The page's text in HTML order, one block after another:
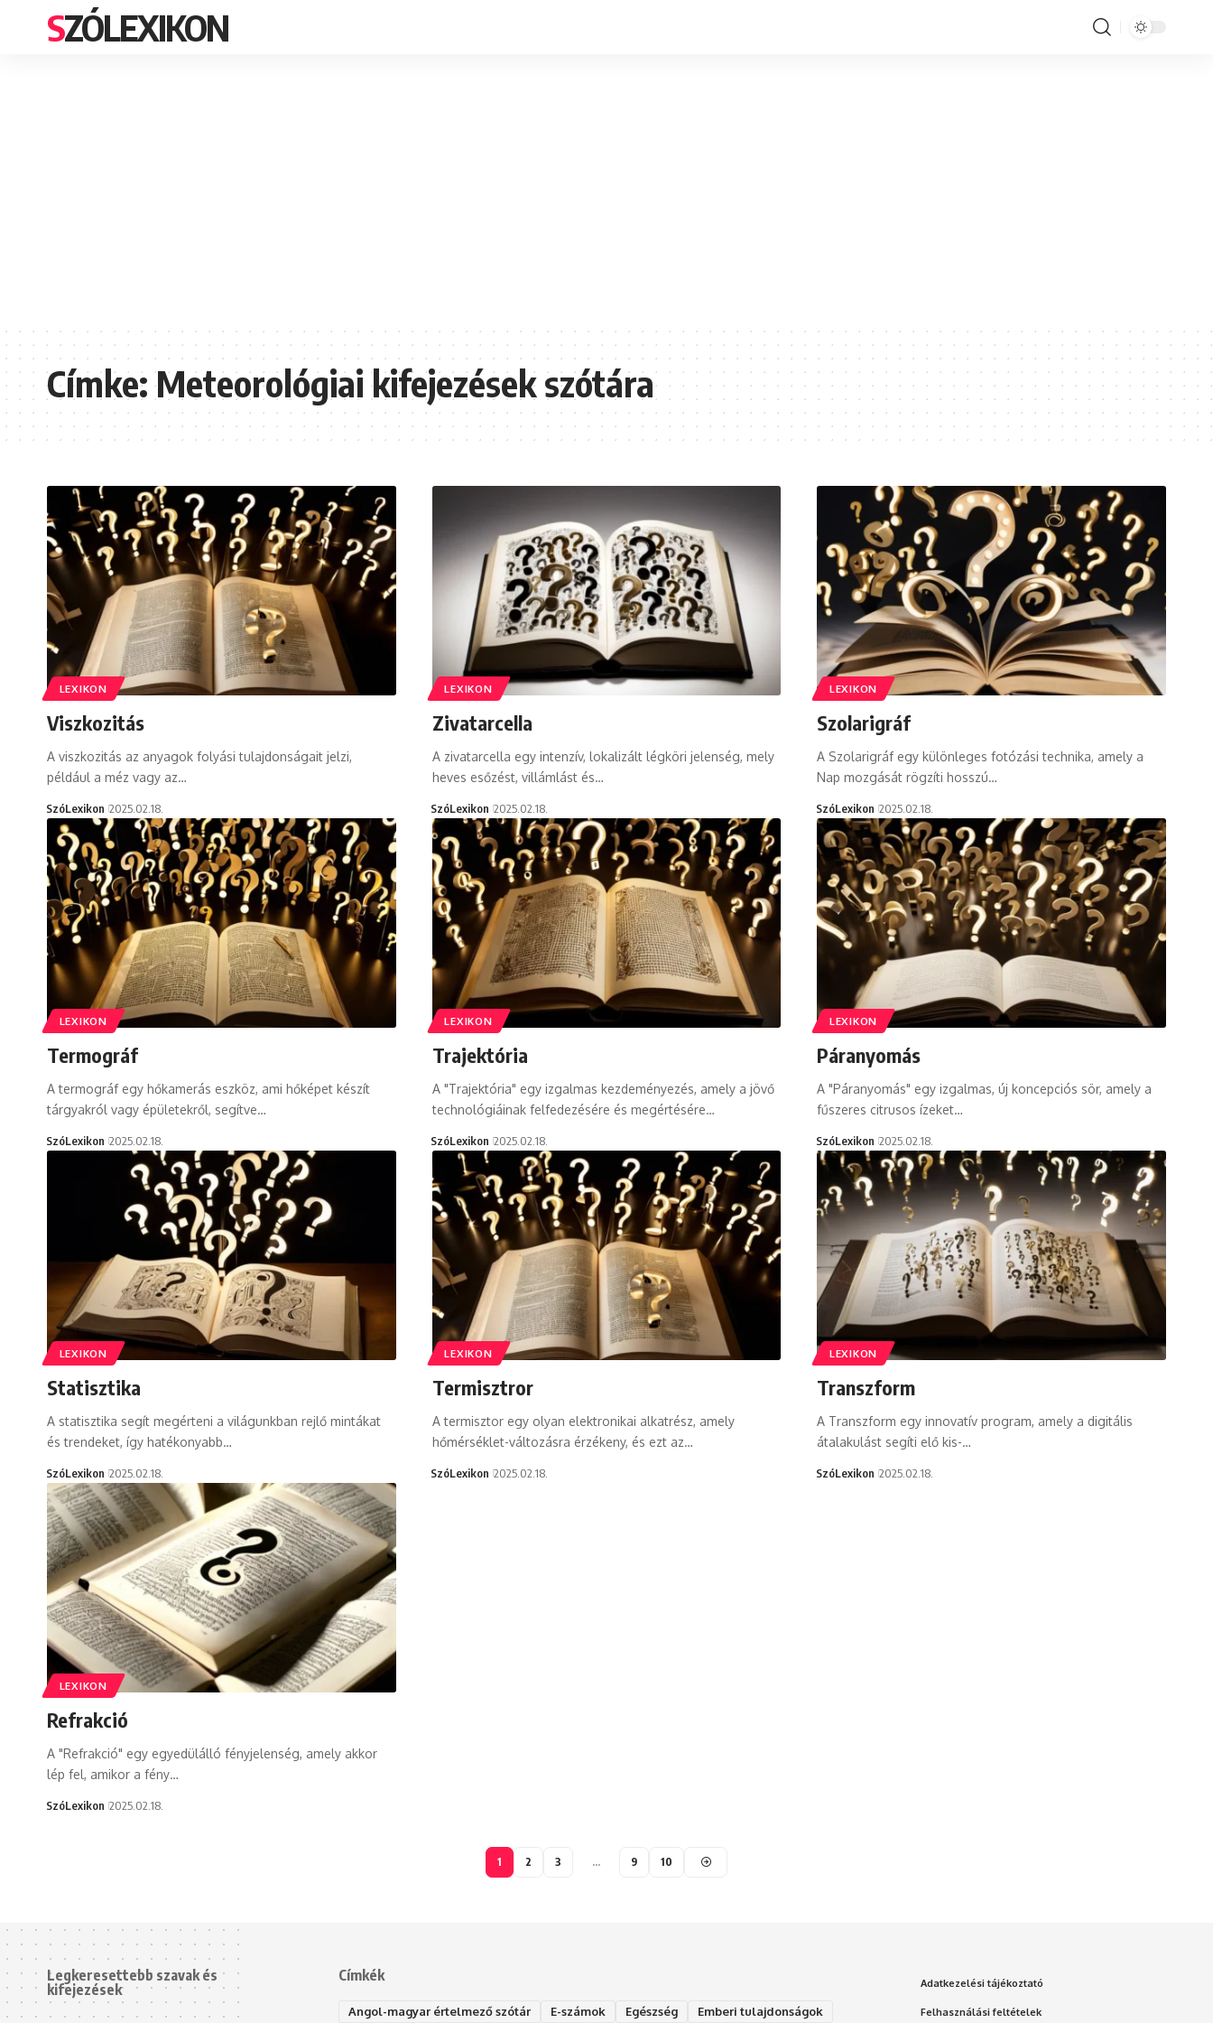
SZÓLEXIKON
Címke:Meteorológiai kifejezések szótára
LEXIKON
Viszkozitás
A viszkozitás az anyagok folyási tulajdonságait jelzi,
például a méz vagy az…
SzóLexikon 2025.02.18.
LEXIKON
Zivatarcella
A zivatarcella egy intenzív, lokalizált légköri jelenség, mely
heves esőzést, villámlást és…
SzóLexikon 2025.02.18.
LEXIKON
Szolarigráf
A Szolarigráf egy különleges fotózási technika, amely a
Nap mozgását rögzíti hosszú…
SzóLexikon 2025.02.18.
LEXIKON
Termográf
A termográf egy hőkamerás eszköz, ami hőképet készít
tárgyakról vagy épületekről, segítve…
SzóLexikon 2025.02.18.
LEXIKON
Trajektória
A "Trajektória" egy izgalmas kezdeményezés, amely a jövő
technológiáinak felfedezésére és megértésére…
SzóLexikon 2025.02.18.
LEXIKON
Páranyomás
A "Páranyomás" egy izgalmas, új koncepciós sör, amely a
fűszeres citrusos ízeket…
SzóLexikon 2025.02.18.
LEXIKON
Statisztika
A statisztika segít megérteni a világunkban rejlő mintákat
és trendeket, így hatékonyabb…
SzóLexikon 2025.02.18.
LEXIKON
Termisztror
A termisztor egy olyan elektronikai alkatrész, amely
hőmérséklet-változásra érzékeny, és ezt az…
SzóLexikon 2025.02.18.
LEXIKON
Transzform
A Transzform egy innovatív program, amely a digitális
átalakulást segíti elő kis-…
SzóLexikon 2025.02.18.
LEXIKON
Refrakció
A "Refrakció" egy egyedülálló fényjelenség, amely akkor
lép fel, amikor a fény…
SzóLexikon 2025.02.18.
1 2 3 … 9 10
Legkeresettebb szavak és
kifejezések
Címkék
Angol-magyar értelmező szótár E-számok Egészség Emberi tulajdonságok
Adatkezelési tájékoztató
Felhasználási feltételek